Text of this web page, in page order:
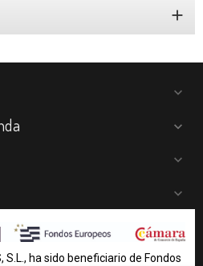





S.L., ha sido beneficiario de Fondos